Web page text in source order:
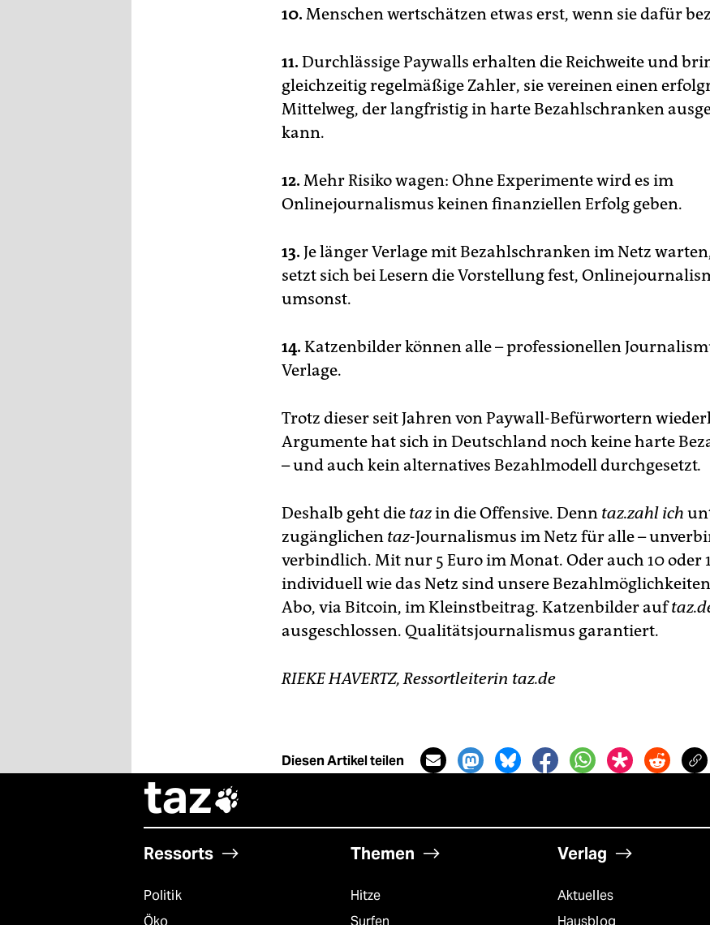
10. Menschen wertschätzen etwas erst, wenn sie dafür
11. Durchlässige Paywalls erhalten die Reichweite und
gleichzeitig regelmäßige Zahler, sie vereinen einen
Mittelweg, der langfristig in harte Bezahlschranken
kann.
12. Mehr Risiko wagen: Ohne Experimente wird es im
Onlinejournalismus keinen finanziellen Erfolg geben.
13. Je länger Verlage mit Bezahlschranken im Netz
setzt sich bei Lesern die Vorstellung fest,
umsonst.
14. Katzenbilder können alle – professionellen
Verlage.
Trotz dieser seit Jahren von Paywall-Befürwortern
Argumente hat sich in Deutschland noch keine harte
– und auch kein alternatives Bezahlmodell durchgesetzt.
Deshalb geht die tazin die Offensive. Denn taz.zahl ich
zugänglichen taz-Journalismus im Netz für alle –
verbindlich. Mit nur 5 Euro im Monat. Oder auch 10 oder
individuell wie das Netz sind unsere
Abo, via Bitcoin, im Kleinstbeitrag. Katzenbilder auf
ausgeschlossen. Qualitätsjournalismus garantiert.
RIEKE HAVERTZ, Ressortleiterin taz.de
Diesen Artikel teilen
taz
Ressorts
Politik
Öko
Themen
Hitze
Surfen
Verlag
Aktuelles
Hausblog